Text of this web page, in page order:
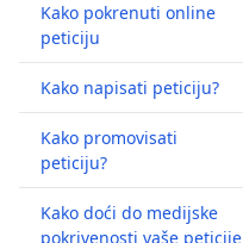
Kako pokrenuti online
peticiju
Kako napisati peticiju?
Kako promovisati
peticiju?
Kako doći do medijske
pokrivenosti vaše peticije